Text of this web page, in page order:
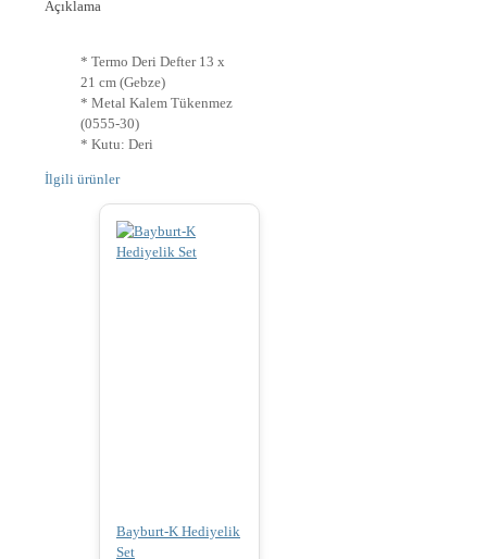
Açıklama
* Termo Deri Defter 13 x
21 cm (Gebze)
* Metal Kalem Tükenmez
(0555-30)
* Kutu: Deri
İlgili ürünler
Bayburt-K Hediyelik
Set